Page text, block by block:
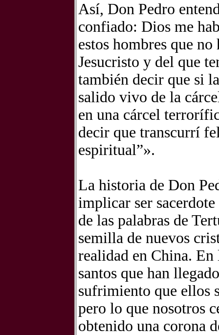
Así, Don Pedro
confiado: Dios me
estos hombres que
Jesucristo y del que
también decir que si
salido vivo de la
en una cárcel
decir que transcurrí
espiritual”».
La historia de Don
implicar ser
de las palabras de
semilla de nuevos
realidad en China.
santos que han
sufrimiento que ellos
pero lo que nosotros
obtenido una corona